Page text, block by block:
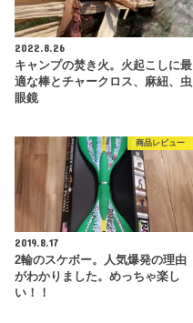
2022.8.26
キャンプの焚き火。火起こしに最
適な棒とチャークロス、麻紐、虫
眼鏡
商品レビュー
2019.8.17
2輪のスケボー。人気爆発の理由
がわかりました。めっちゃ楽し
い！！